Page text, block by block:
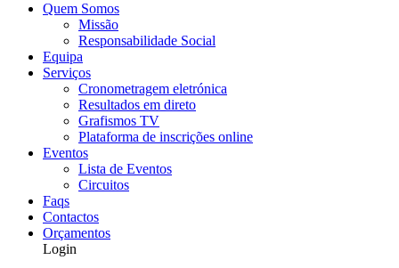
Quem Somos
Missão
Responsabilidade Social
Equipa
Serviços
Cronometragem eletrónica
Resultados em direto
Grafismos TV
Plataforma de inscrições online
Eventos
Lista de Eventos
Circuitos
Faqs
Contactos
Orçamentos
Login